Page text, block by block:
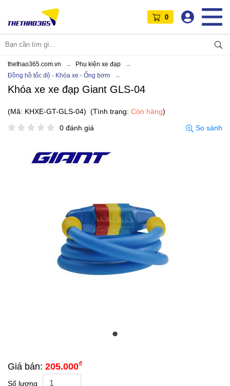
0
thethao365.com.vn
Phụ kiện xe đạp
Đồng hồ tốc độ - Khóa xe - Ống bơm
Khóa xe xe đạp Giant GLS-04
(Mã: KHXE-GT-GLS-04) (Tình trạng: Còn hàng)
0 đánh giá
So sánh
Giá bán: 205.000₫
Số lượng